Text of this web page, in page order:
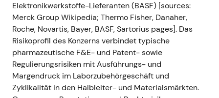
2021-05-04 — Anhebung der Jahresprognose
nach starkem Q1- Ereignis: Nach einem starken
ersten Quartal (Nettoumsatz 4,63 Mrd. €) hob
Merck die Jahresprognose 2021 an — für den
Nettoumsatz auf rund 18,5–19,5 Mrd. €, für das
EBITDA pre auf 5,4–5,8 Mrd. € und für den EPS pre
auf 7,50–8,20 €. [3]- Einordnung: Die
Marktstimmung drehte hin zu einer beschleunigten
Elektronikwerkstoffe-Lieferanten (BASF) [sources:
Merck Group Wikipedia; Thermo Fisher, Danaher,
Roche, Novartis, Bayer, BASF, Sartorius pages]. Das
Risikoprofil des Konzerns verbindet typische
pharmazeutische F&E- und Patent- sowie
Regulierungsrisiken mit Ausführungs- und
Margendruck im Laborzubehörgeschäft und
Zyklikalität in den Halbleiter- und Materialsmärkten.